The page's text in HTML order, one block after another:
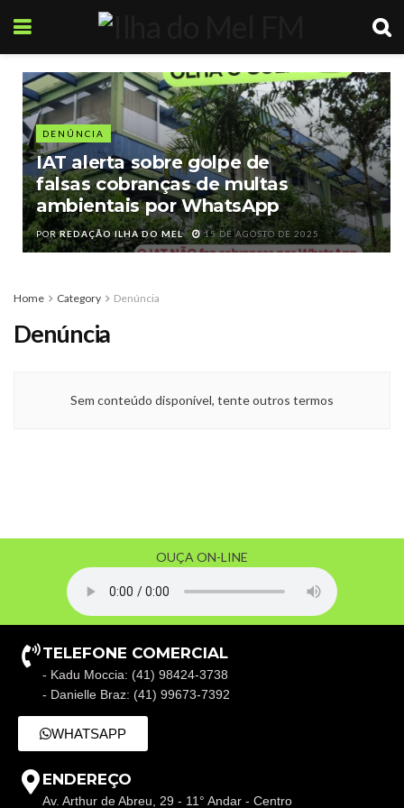
DENÚNCIA
IAT alerta sobre golpe de
falsas cobranças de multas
ambientais por WhatsApp
POR REDAÇÃO ILHA DO MEL 15 DE AGOSTO DE 2025
Home Category Denúncia
Denúncia
Sem conteúdo disponível, tente outros termos
OUÇA ON-LINE
TELEFONE COMERCIAL
- Kadu Moccia: (41) 98424-3738
- Danielle Braz: (41) 99673-7392
WHATSAPP
ENDEREÇO
Av. Arthur de Abreu, 29 - 11° Andar - Centro